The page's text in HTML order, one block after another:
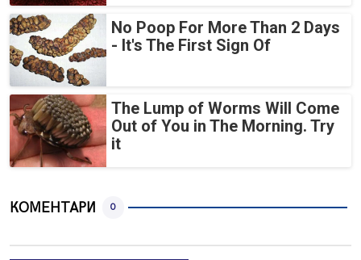
No Poop For More Than 2 Days
- It's The First Sign Of
The Lump of Worms Will Come
Out of You in The Morning. Try
it
КОМЕНТАРИ 0